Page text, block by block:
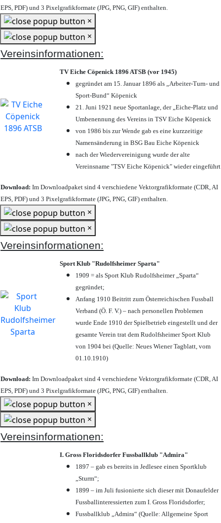
EPS, PDF) und 3 Pixelgrafikformate (JPG, PNG, GIF) enthalten.
×
×
Vereinsinformationen:
TV Eiche Cöpenick 1896 ATSB (vor 1945)
gegründet am 15. Januar 1896 als „Arbeiter-Turn- und
Sport-Bund“ Köpenick
21. Juni 1921 neue Sportanlage, der „Eiche-Platz und
Umbenennung des Vereins in TSV Eiche Köpenick
von 1986 bis zur Wende gab es eine kurzzeitige
Namensänderung in BSG Bau Eiche Köpenick
nach der Wiedervereinigung wurde der alte
Vereinsname "TSV Eiche Köpenick" wieder eingeführt
Download: Im Downloadpaket sind 4 verschiedene Vektorgrafikformate (CDR, AI
EPS, PDF) und 3 Pixelgrafikformate (JPG, PNG, GIF) enthalten.
×
×
Vereinsinformationen:
Sport Klub "Rudolfsheimer Sparta"
1909 = als Sport Klub Rudolfsheimer „Sparta“
gegründet;
Anfang 1910 Beitritt zum Österreichischen Fussball
Verband (Ö. F. V.) – nach personellen Problemen
wurde Ende 1910 der Spielbetrieb eingestellt und der
gesamte Verein trat dem Rudolfsheimer Sport Klub
von 1904 bei (Quelle: Neues Wiener Tagblatt, vom
01.10.1910)
Download: Im Downloadpaket sind 4 verschiedene Vektorgrafikformate (CDR, AI
EPS, PDF) und 3 Pixelgrafikformate (JPG, PNG, GIF) enthalten.
×
×
Vereinsinformationen:
I. Gross Floridsdorfer Fussballklub "Admira"
1897 – gab es bereits in Jedlesee einen Sportklub
„Sturm“;
1899 – im Juli fusionierte sich dieser mit Donaufelder
Fussballinteressierten zum I. Gross Floridsdorfer;
Fussballklub „Admira“ (Quelle: Allgemeine Sport